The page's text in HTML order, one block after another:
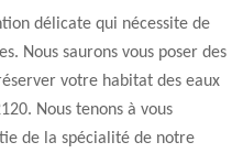
délicate qui nécessite de
Nous saurons vous poser des
votre habitat des eaux
Nous tenons à vous
de la spécialité de notre